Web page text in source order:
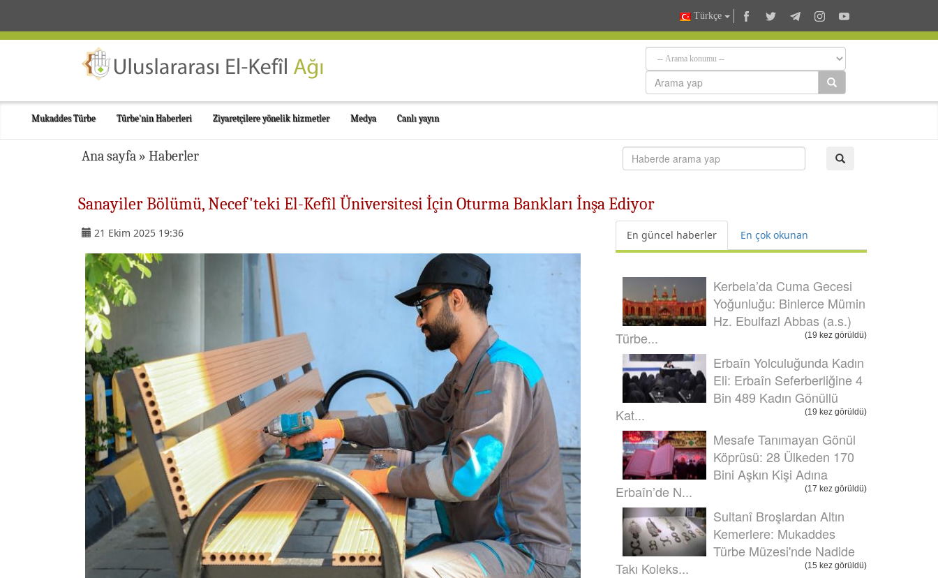
Türkçe
Mukaddes Türbe Türbe'nin Haberleri Ziyaretçilere yönelik hizmetler Medya Canlı yayın
Ana sayfa » Haberler
Sanayiler Bölümü, Necef'teki El-Kefîl Üniversitesi İçin Oturma Bankları İnşa Ediyor
21 Ekim 2025 19:36 En güncel haberler En çok okunan
Kerbela’da Cuma Gecesi
Yoğunluğu: Binlerce Mümin
Hz. Ebulfazl Abbas (a.s.)
Türbe...
(19 kez görüldü)
Erbaîn Yolculuğunda Kadın
Eli: Erbaîn Seferberliğine 4
Bin 489 Kadın Gönüllü
Kat...
(19 kez görüldü)
Mesafe Tanımayan Gönül
Köprüsü: 28 Ülkeden 170
Bini Aşkın Kişi Adına
Erbaîn’de N...
(17 kez görüldü)
Sultanî Broşlardan Altın
Kemerlere: Mukaddes
Türbe Müzesi'nde Nadide
Takı Koleks...
(15 kez görüldü)